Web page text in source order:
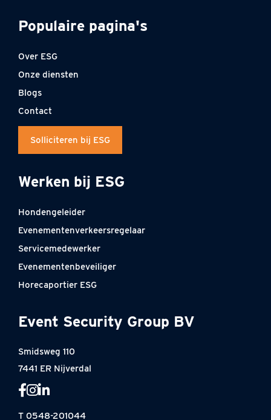
Populaire pagina's
Over ESG
Onze diensten
Blogs
Contact
Solliciteren bij ESG
Werken bij ESG
Hondengeleider
Evenementenverkeersregelaar
Servicemedewerker
Evenementenbeveiliger
Horecaportier ESG
Event Security Group BV
Smidsweg 110
7441 ER Nijverdal
T 0548-201044